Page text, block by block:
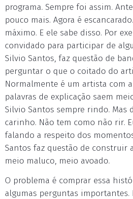
programa. Sempre foi assim.
pouco mais. Agora é
máximo. E ele sabe disso. Por
convidado para participar de
Silvio Santos, faz questão de
perguntar o que o coitado do
Normalmente é um artista com
palavras de explicação saem
Silvio Santos sempre rindo. Mas
carinho. Não tem como não rir.
falando a respeito dos
Santos faz questão de construir
meio maluco, meio avoado.
O problema é comprar essa
algumas perguntas importantes.